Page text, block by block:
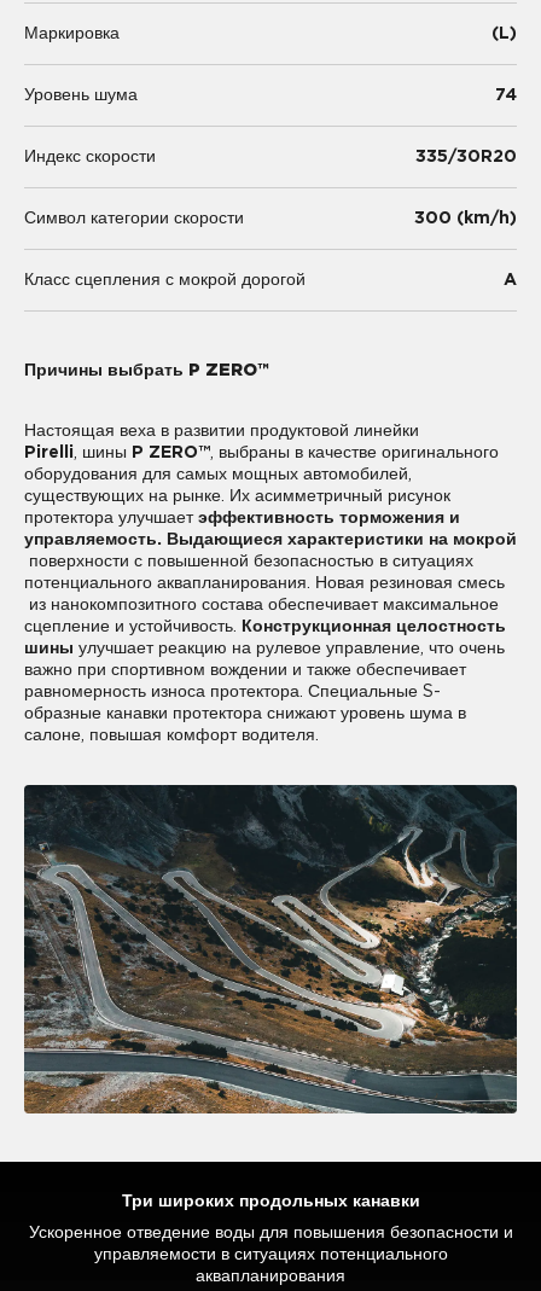
Маркировка (L)
Уровень шума 74
Индекс скорости 335/30R20
Символ категории скорости 300 (km/h)
Класс сцепления с мокрой дорогой A
Причины выбрать P ZERO™
Настоящая веха в развитии продуктовой линейки
Pirelli, шины P ZERO™, выбраны в качестве оригинального
оборудования для самых мощных автомобилей,
существующих на рынке. Их асимметричный рисунок
протектора улучшает эффективность торможения и
управляемость. Выдающиеся характеристики на мокрой
поверхности с повышенной безопасностью в ситуациях
потенциального аквапланирования. Новая резиновая смесь
из нанокомпозитного состава обеспечивает максимальное
сцепление и устойчивость. Конструкционная целостность
шины улучшает реакцию на рулевое управление, что очень
важно при спортивном вождении и также обеспечивает
равномерность износа протектора. Специальные S-
образные канавки протектора снижают уровень шума в
салоне, повышая комфорт водителя.
Три широких продольных канавки
Ускоренное отведение воды для повышения безопасности и
управляемости в ситуациях потенциального
аквапланирования
Улучшенная тормозная эффективность и сцепление на
высоких скоростях благодаря повышенной жесткости
протектора, а также оптимальной и постоянной площади
Оптимальное распределение давления для обеспечения
безопасности в условиях критического торможения при
движении по прямой и на поворотах